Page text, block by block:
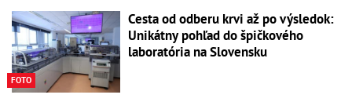
FOTO
Cesta od odberu krvi až po výsledok:
Unikátny pohľad do špičkového
laboratória na Slovensku